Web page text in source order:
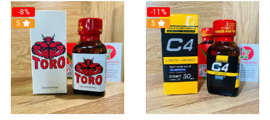
-8%
5
-11%
5